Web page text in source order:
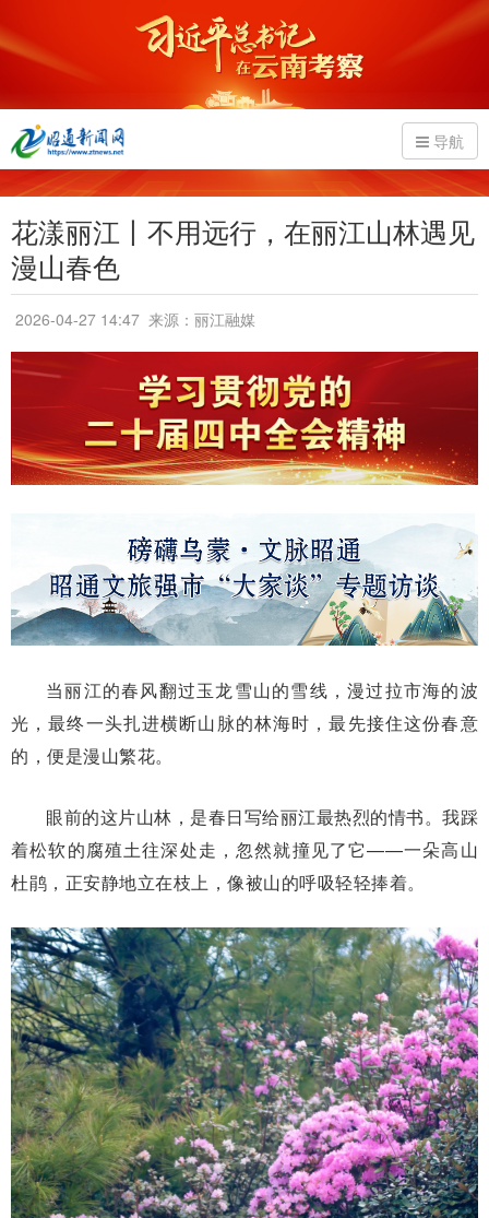
导航
花漾丽江丨不用远行，在丽江山林遇见
漫山春色
2026-04-27 14:47 来源：丽江融媒
当丽江的春风翻过玉龙雪山的雪线，漫过拉市海的波
光，最终一头扎进横断山脉的林海时，最先接住这份春意
的，便是漫山繁花。
眼前的这片山林，是春日写给丽江最热烈的情书。我踩
着松软的腐殖土往深处走，忽然就撞见了它——一朵高山
杜鹃，正安静地立在枝上，像被山的呼吸轻轻捧着。